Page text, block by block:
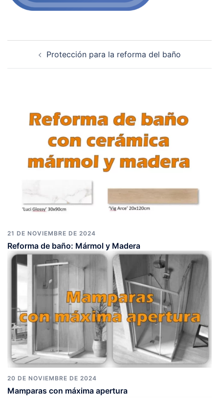
Protección para la reforma del baño
21 DE NOVIEMBRE DE 2024
Reforma de baño: Mármol y Madera
20 DE NOVIEMBRE DE 2024
Mamparas con máxima apertura